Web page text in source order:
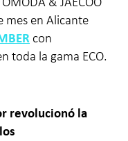
& JAECOO
mes en Alicante
con
toda la gama ECO.
revolucionó la